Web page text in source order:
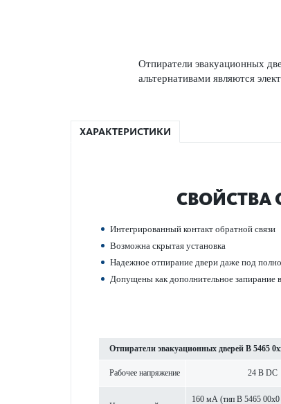
Отпиратели эвакуацио­нных
альтернат­ивами являются
ХАРАКТЕРИСТИКИ
СВОЙСТВА
Интегриро­ванный контакт обратной связи
Возможна скрытая установка
Надежное отпирание двери даже под
Допущены как дополнительное запирание
Отпиратели эвакуацио­нных дверей B 5465
Рабочее напряжение 24 В DC
160 мА (тип B 5465